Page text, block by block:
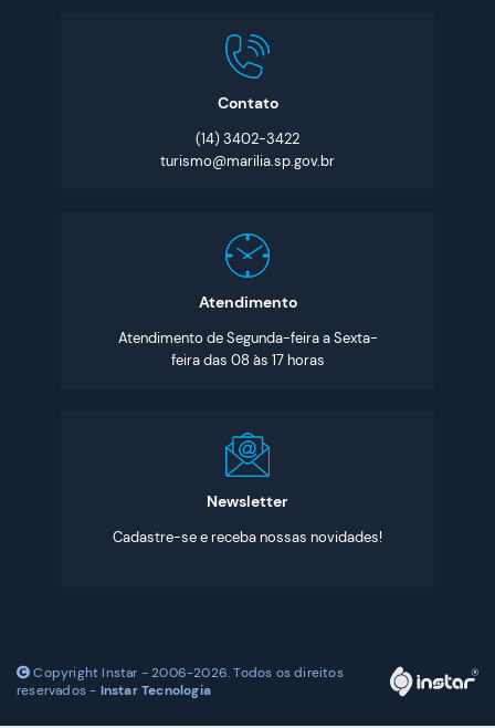
Contato
(14) 3402-3422
turismo@marilia.sp.gov.br
Atendimento
Atendimento de Segunda-feira a Sexta-
feira das 08 às 17 horas
Newsletter
Cadastre-se e receba nossas novidades!
Copyright Instar - 2006-2026. Todos os direitos
reservados - Instar Tecnologia